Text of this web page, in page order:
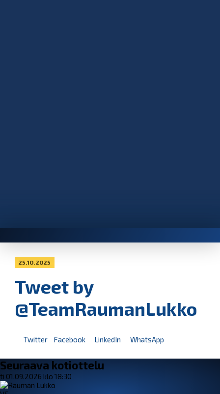
25.10.2025
Tweet by
@TeamRaumanLukko
Twitter Facebook LinkedIn WhatsApp
Seuraava kotiottelu
ti 01.09.2026 klo 18:30